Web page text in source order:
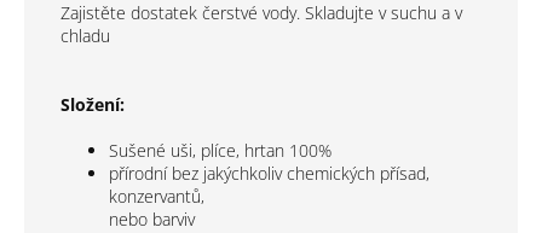
Zajistěte dostatek čerstvé vody. Skladujte v suchu a v
chladu
Složení:
Sušené uši, plíce, hrtan 100%
přírodní bez jakýchkoliv chemických přísad,
konzervantů,
nebo barviv